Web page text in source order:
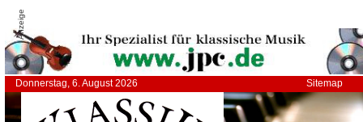
Anzeige
Donnerstag, 6. August 2026 Sitemap